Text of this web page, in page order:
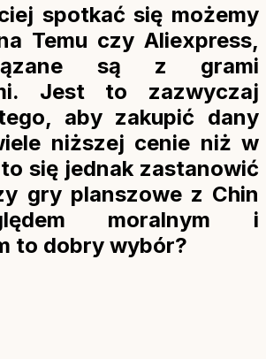
spotkać się możemy
Temu czy Aliexpress,
są z grami
Jest to zazwyczaj
aby zakupić dany
niższej cenie niż w
się jednak zastanowić
gry planszowe z Chin
moralnym i
to dobry wybór?